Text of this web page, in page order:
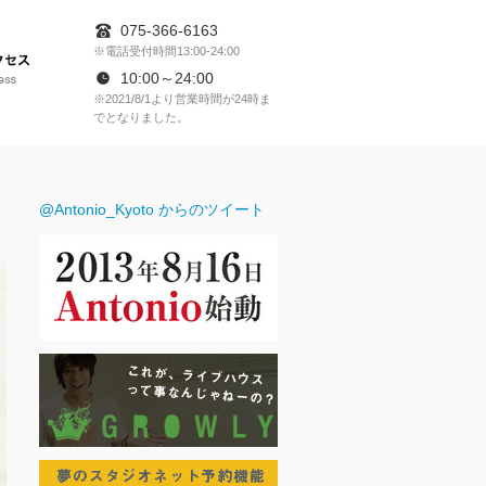
アクセス
075-366-6163
※電話受付時間13:00-24:00
10:00～24:00
※2021/8/1より営業時間が24時ま
でとなりました。
RESERVATION
@Antonio_Kyoto からのツイート